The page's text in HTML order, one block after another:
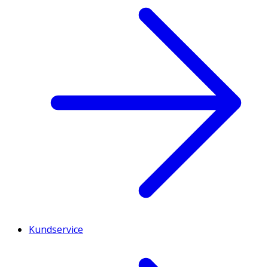
Kundservice